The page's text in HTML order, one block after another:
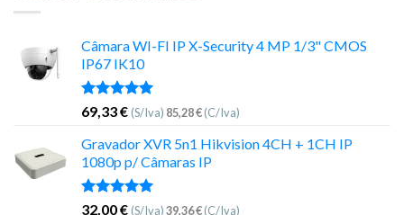
Câmara WI-FI IP X-Security 4 MP 1/3" CMOS
IP67 IK10
Avaliação
5.00
de 5
69,33€ (S/Iva) 85,28€(C/Iva)
Gravador XVR 5n1 Hikvision 4CH + 1CH IP
1080p p/ Câmaras IP
Avaliação
32,00€ (S/Iva)39,36€(C/Iva)